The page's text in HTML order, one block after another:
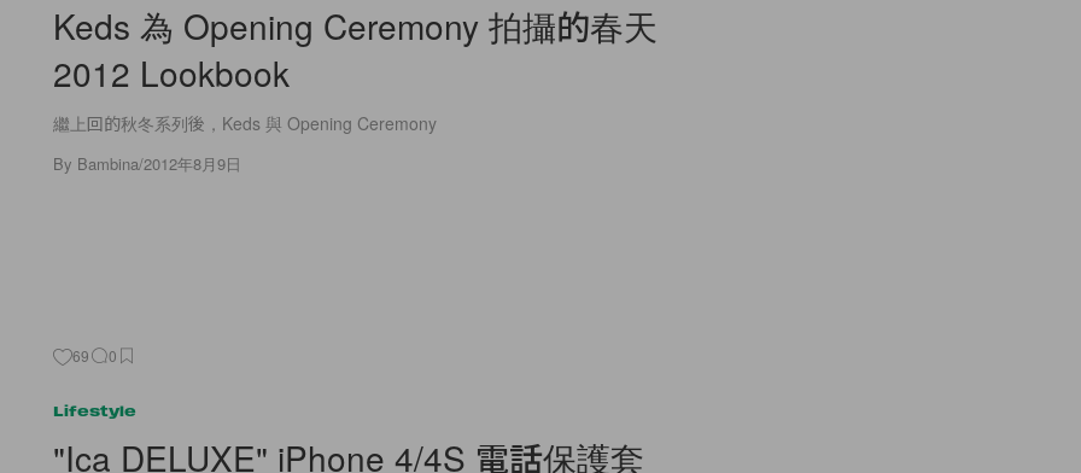
Keds 為 Opening Ceremony 拍攝的春天
2012 Lookbook
繼上回的秋冬系列後，Keds 與 Opening Ceremony
By Bambina/2012年8月9日
69 0
Lifestyle
"Ica DELUXE" iPhone 4/4S 電話保護套